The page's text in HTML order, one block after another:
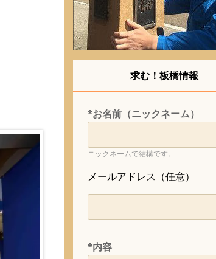
求む！板橋情報
*お名前（ニックネーム）
ニックネームで結構です。
メールアドレス（任意）
*内容